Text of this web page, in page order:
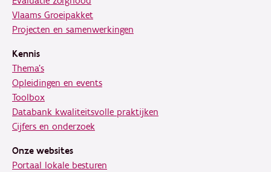
Vlaams Groeipakket
Projecten en samenwerkingen
Kennis
Thema's
Opleidingen en events
Toolbox
Databank kwaliteitsvolle praktijken
Cijfers en onderzoek
Onze websites
Portaal lokale besturen